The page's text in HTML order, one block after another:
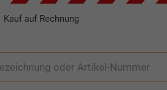
Kauf auf Rechnung